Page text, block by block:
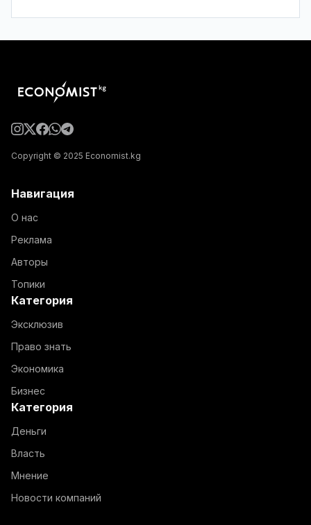
Copyright © 2025 Economist.kg
Навигация
О нас
Реклама
Авторы
Топики
Категория
Эксклюзив
Право знать
Экономика
Бизнес
Категория
Деньги
Власть
Мнение
Новости компаний